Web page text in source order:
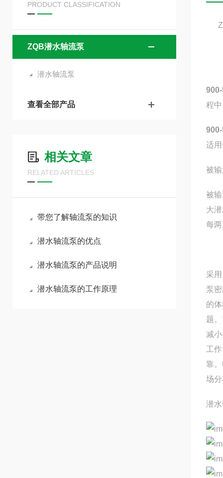
PRODUCT CLASSIFICATION
ZQB潜水轴流泵
潜水轴流泵
查看全部产品
相关文章
RELATED ARTICLES
带您了解轴流泵的知识
潜水轴流泵的优点
潜水轴流泵的产品说明
潜水轴流泵的工作原理
程
适
被
被
大
每
采
泵
的
题
减
工
靠
场
潜